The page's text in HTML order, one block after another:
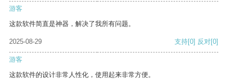
游客
这款软件简直是神器，解决了我所有问题。
2025-08-29 支持[0] 反对[0]
游客
这款软件的设计非常人性化，使用起来非常方便。